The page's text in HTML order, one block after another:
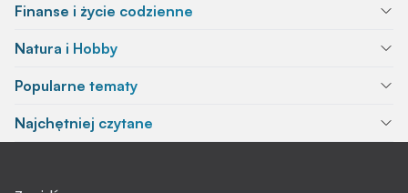
Finanse i życie codzienne
Natura i Hobby
Popularne tematy
Najchętniej czytane